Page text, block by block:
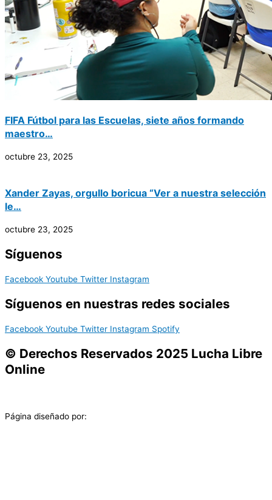
FIFA Fútbol para las Escuelas, siete años formando
maestro…
octubre 23, 2025
Xander Zayas, orgullo boricua “Ver a nuestra selección
le…
octubre 23, 2025
Síguenos
Facebook Youtube Twitter Instagram
Síguenos en nuestras redes sociales
Facebook Youtube Twitter Instagram Spotify
© Derechos Reservados 2025 Lucha Libre
Online
Página diseñado por: